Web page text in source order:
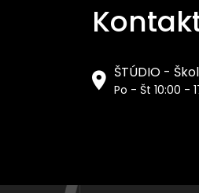
ŠTÚDIO -
Po - Št 10:00 -